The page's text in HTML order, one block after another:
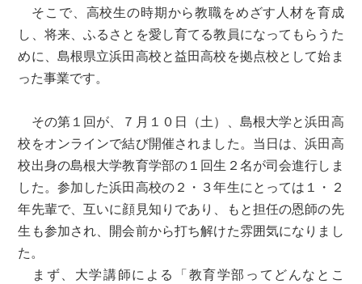
そこで、高校生の時期から教職をめざす人材を育成
し、将来、ふるさとを愛し育てる教員になってもらうた
めに、島根県立浜田高校と益田高校を拠点校として始ま
った事業です。
その第１回が、７月１０日（土）、島根大学と浜田高
校をオンラインで結び開催されました。当日は、浜田高
校出身の島根大学教育学部の１回生２名が司会進行しま
した。参加した浜田高校の２・３年生にとっては１・２
年先輩で、互いに顔見知りであり、もと担任の恩師の先
生も参加され、開会前から打ち解けた雰囲気になりまし
た。
まず、大学講師による「教育学部ってどんなとこ